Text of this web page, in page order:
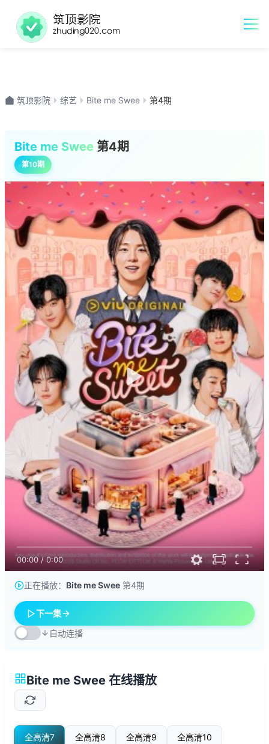
筑顶影院 综艺 Bite me Swee 第4期
Bite me Swee 第4期
第10期
00:00/0:00
正在播放： Bite me Swee 第4期
下一集
自动连播
Bite me Swee 在线播放
全高清7 全高清8 全高清9 全高清10